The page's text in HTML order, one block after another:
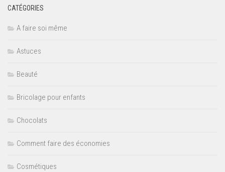
CATÉGORIES
A faire soi même
Astuces
Beauté
Bricolage pour enfants
Chocolats
Comment faire des économies
Cosmétiques